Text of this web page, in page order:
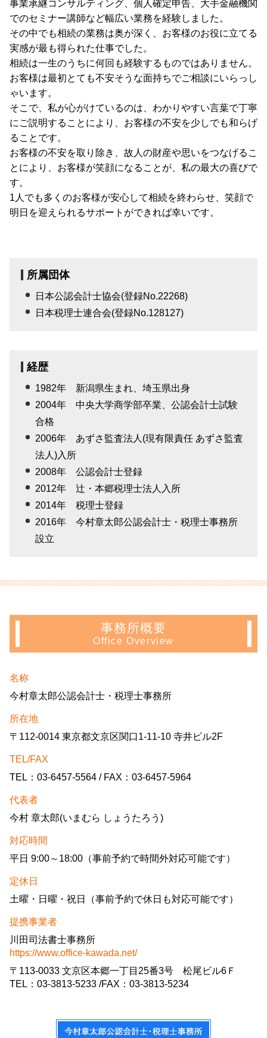
事業承継コンサルティング、個人確定申告、大手金融機関
でのセミナー講師など幅広い業務を経験しました。
その中でも相続の業務は奥が深く、お客様のお役に立てる
実感が最も得られた仕事でした。
相続は一生のうちに何回も経験するものではありません。
お客様は最初とても不安そうな面持ちでご相談にいらっし
ゃいます。
そこで、私が心がけているのは、わかりやすい言葉で丁寧
にご説明することにより、お客様の不安を少しでも和らげ
ることです。
お客様の不安を取り除き、故人の財産や思いをつなげるこ
とにより、お客様が笑顔になることが、私の最大の喜びで
す。
1人でも多くのお客様が安心して相続を終わらせ、笑顔で
明日を迎えられるサポートができれば幸いです。
所属団体
日本公認会計士協会(登録No.22268)
日本税理士連合会(登録No.128127)
経歴
1982年 新潟県生まれ、埼玉県出身
2004年 中央大学商学部卒業、公認会計士試験
合格
2006年 あずさ監査法人(現有限責任 あずさ監査
法人)入所
2008年 公認会計士登録
2012年 辻・本郷税理士法人入所
2014年 税理士登録
2016年 今村章太郎公認会計士・税理士事務所
設立
事務所概要
Office Overview
名称
今村章太郎公認会計士・税理士事務所
所在地
〒112-0014 東京都文京区関口1-11-10 寺井ビル2F
TEL/FAX
TEL：03-6457-5564 / FAX：03-6457-5964
代表者
今村 章太郎(いまむら しょうたろう)
対応時間
平日 9:00～18:00（事前予約で時間外対応可能です）
定休日
土曜・日曜・祝日（事前予約で休日も対応可能です）
提携事業者
川田司法書士事務所
https://www.office-kawada.net/
〒113-0033 文京区本郷一丁目25番3号 松尾ビル6Ｆ
TEL：03-3813-5233 /FAX：03-3813-5234